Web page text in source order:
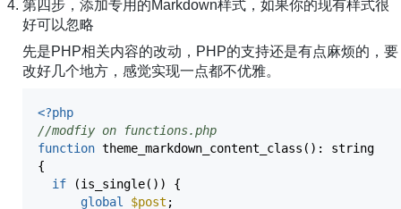
第四步，添加专用的Markdown样式，如果你的现有样式很
好可以忽略
先是PHP相关内容的改动，PHP的支持还是有点麻烦的，要
改好几个地方，感觉实现一点都不优雅。
<?php
//modfiy on functions.php
function theme_markdown_content_class ( ) :
string
{
if
(is_single( ) )
{
global
$post ;